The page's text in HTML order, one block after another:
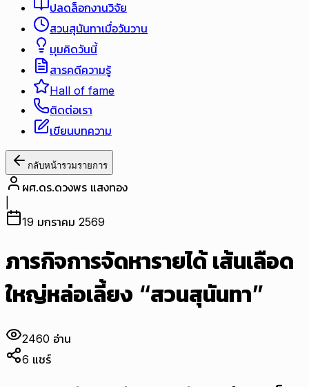
ปลดล็อกงานวิจัย
สวนสุนันทาเมื่อวันวาน
มุมคิดวันนี้
สารคดีความรู้
Hall of fame
ติดต่อเรา
เขียนบทความ
กลับหน้ารวมรายการ
ผศ.ดร.ดวงพร แสงทอง
19 มกราคม 2569
ภารกิจการจัดหารายได้ เส้นเลือด
ใหญ่หล่อเลี้ยง “สวนสุนันทา”
2460 อ่าน
6 แชร์